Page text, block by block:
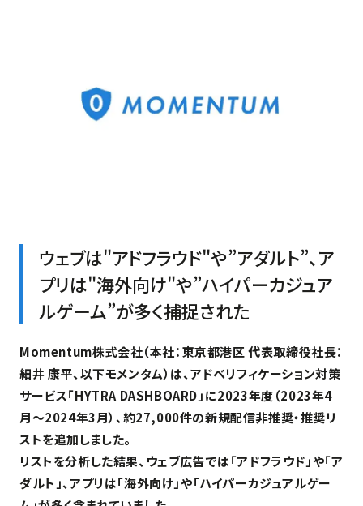
ウェブは"アドフラウド"や”アダルト”、ア
プリは"海外向け"や”ハイパーカジュア
ルゲーム”が多く捕捉された
Momentum株式会社（本社：東京都港区 代表取締役社長：
細井 康平、以下モメンタム）は、アドベリフィケーション対策
サービス「HYTRA DASHBOARD」に2023年度（2023年4
月〜2024年3月）、約27,000件の新規配信非推奨・推奨リ
ストを追加しました。
リストを分析した結果、ウェブ広告では「アドフラウド」や「ア
ダルト」、アプリは「海外向け」や「ハイパーカジュアルゲー